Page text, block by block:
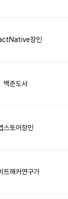
장인
백준도사
스토어장인
트해커연구가